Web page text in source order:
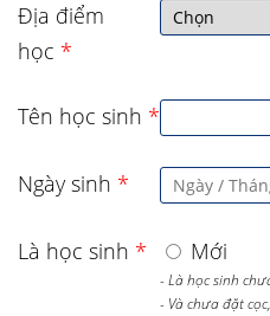
Địa điểm
học *
Tên học sinh *
Ngày sinh *
Là học sinh * Mới
- Là học sinh
- Và chưa đặt cọc,